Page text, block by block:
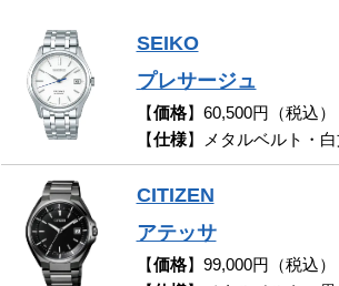
SEIKO
プレサージュ
【価格】60,500円（税込）
【仕様】メタルベルト・
CITIZEN
アテッサ
【価格】99,000円（税込）